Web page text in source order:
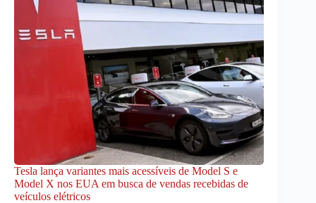
Tesla lança variantes mais acessíveis de Model S e
Model X nos EUA em busca de vendas recebidas de
veículos elétricos